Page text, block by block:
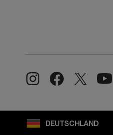
DEUTSCHLAND